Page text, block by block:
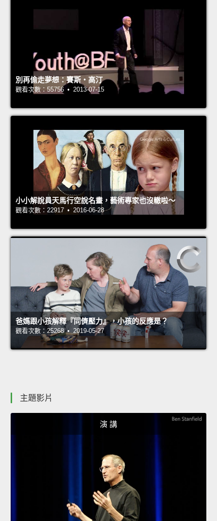
別再偷走夢想：賽斯‧高汀
觀看次數：55756 • 2013-07-15
小小解說員天馬行空說名畫，藝術專家也沒轍啦～
觀看次數：22917 • 2016-06-28
爸媽跟小孩解釋『同儕壓力』，小孩的反應是？
觀看次數：25268 • 2019-05-27
主題影片
演 講